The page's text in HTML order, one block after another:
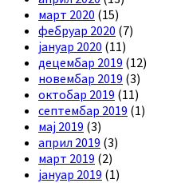
март 2020 (15)
фебруар 2020 (7)
јануар 2020 (11)
децембар 2019 (12)
новембар 2019 (3)
октобар 2019 (11)
септембар 2019 (1)
мај 2019 (3)
април 2019 (3)
март 2019 (2)
јануар 2019 (1)